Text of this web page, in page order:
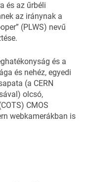
és az űrbéli
az iránynak a
(PLWS) nevű
és a
és nehéz, egyedi
(a CERN
olcsó,
CMOS
webkamerákban is